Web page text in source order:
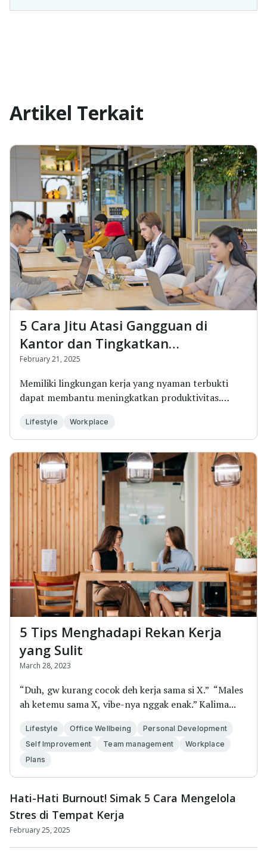
Artikel Terkait
5 Cara Jitu Atasi Gangguan di
Kantor dan Tingkatkan
Produktivitas!
February 21, 2025
Memiliki lingkungan kerja yang nyaman terbukti
dapat membantu meningkatkan produktivitas.
Lifestyle Workplace
5 Tips Menghadapi Rekan Kerja
yang Sulit
March 28, 2023
“Duh, gw kurang cocok deh kerja sama si X.” “Males
ah ketemu sama X, vibe-nya nggak enak.” Kalima...
Lifestyle Office Wellbeing
Personal Development
Self Improvement
Team management
Workplace
Plans
Hati-Hati Burnout! Simak 5 Cara Mengelola
Stres di Tempat Kerja
February 25, 2025